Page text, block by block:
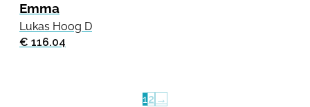
Emma
Lukas Hoog D
€ 116.04
12 →